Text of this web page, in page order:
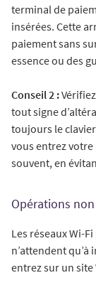
terminal de
insérées. Cette
paiement sans
essence ou des
Conseil 2 :
tout signe
toujours le
vous entrez votre
souvent, en
Opérations
Les réseaux Wi-
n’attendent
entrez sur un site